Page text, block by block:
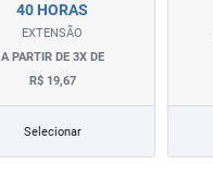
40 HORAS
EXTENSÃO
A PARTIR DE 3X DE
R$ 19,67
Selecionar